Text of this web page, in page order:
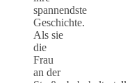
spannendste
Geschichte.
Als sie
die
Frau
an der